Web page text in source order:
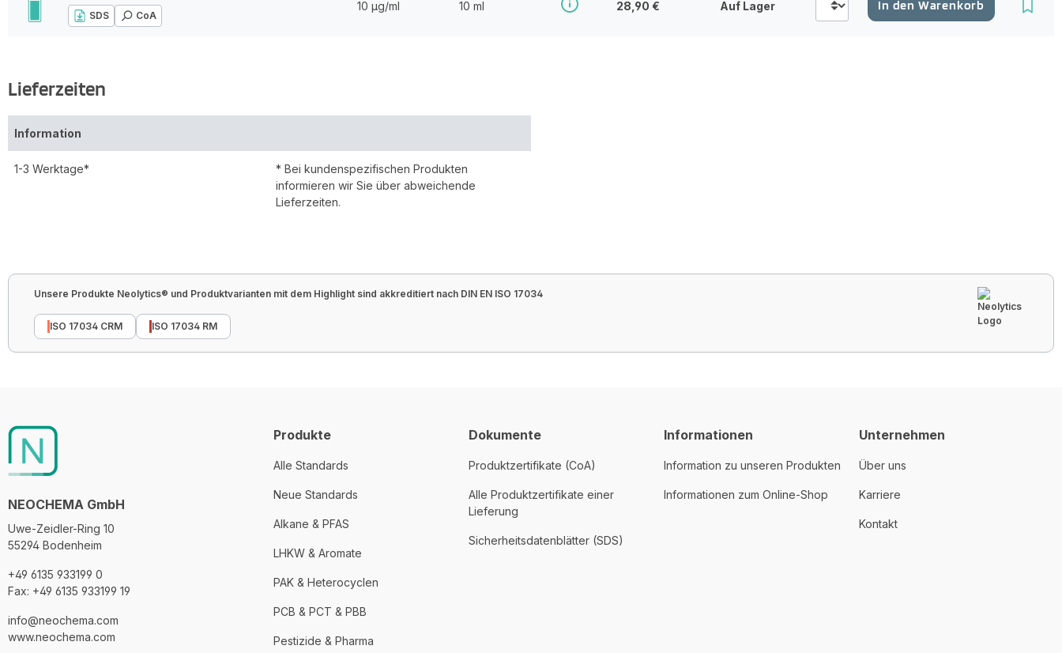
SDS CoA
10 µg/ml 10 ml 28,90 € Auf Lager In den Warenkorb
Lieferzeiten
Information
1-3 Werktage*
* Bei kundenspezifischen Produkten
informieren wir Sie über abweichende
Lieferzeiten.
Unsere Produkte Neolytics® und Produktvarianten mit dem Highlight sind akkreditiert nach DIN EN ISO 17034
ISO 17034 CRM ISO 17034 RM
NEOCHEMA GmbH
Uwe-Zeidler-Ring 10
55294 Bodenheim
+49 6135 933199 0
Fax: +49 6135 933199 19
info@neochema.com
www.neochema.com
Produkte
Alle Standards
Neue Standards
Alkane & PFAS
LHKW & Aromate
PAK & Heterocyclen
PCB & PCT & PBB
Pestizide & Pharma
Dokumente
Produktzertifikate (CoA)
Alle Produktzertifikate einer
Lieferung
Sicherheitsdatenblätter (SDS)
Informationen
Information zu unseren Produkten
Informationen zum Online-Shop
Unternehmen
Über uns
Karriere
Kontakt